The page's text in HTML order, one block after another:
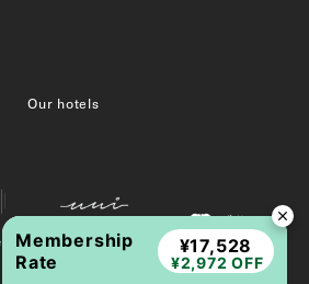
Our hotels
Membership
Rate
¥17,528
¥2,972 OFF